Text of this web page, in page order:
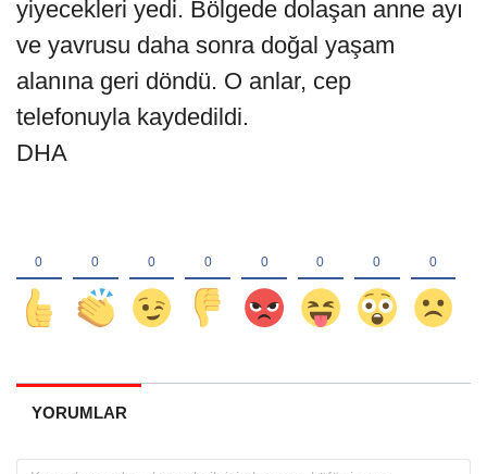
yiyecekleri yedi. Bölgede dolaşan anne ayı
ve yavrusu daha sonra doğal yaşam
alanına geri döndü. O anlar, cep
telefonuyla kaydedildi.
DHA
YORUMLAR